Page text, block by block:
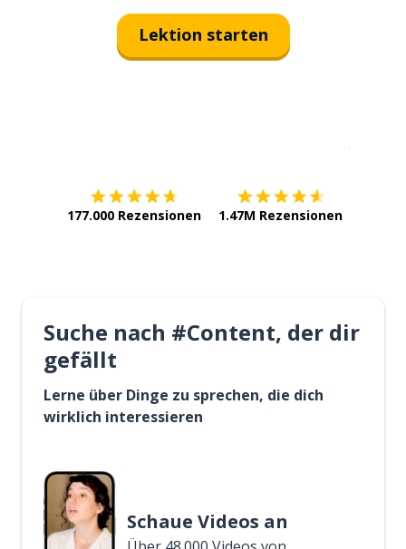
Lektion starten
177.000 Rezensionen 1.47M Rezensionen
Suche nach #Content, der dir
gefällt
Lerne über Dinge zu sprechen, die dich
wirklich interessieren
Schaue Videos an